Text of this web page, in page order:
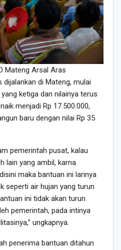
Mateng Arsal Aras
dijalankan di Mateng, mulai
ketiga dan nilainya terus
menjadi Rp 17.500.000,
baru dengan nilai Rp 35
pemerintah pusat, kalau
lain yang ambil, karna
maka bantuan ini larinya
seperti air hujan yang turun
ini tidak akan turun
pemerintah, pada intinya
ungkapnya.
penerima bantuan ditahun